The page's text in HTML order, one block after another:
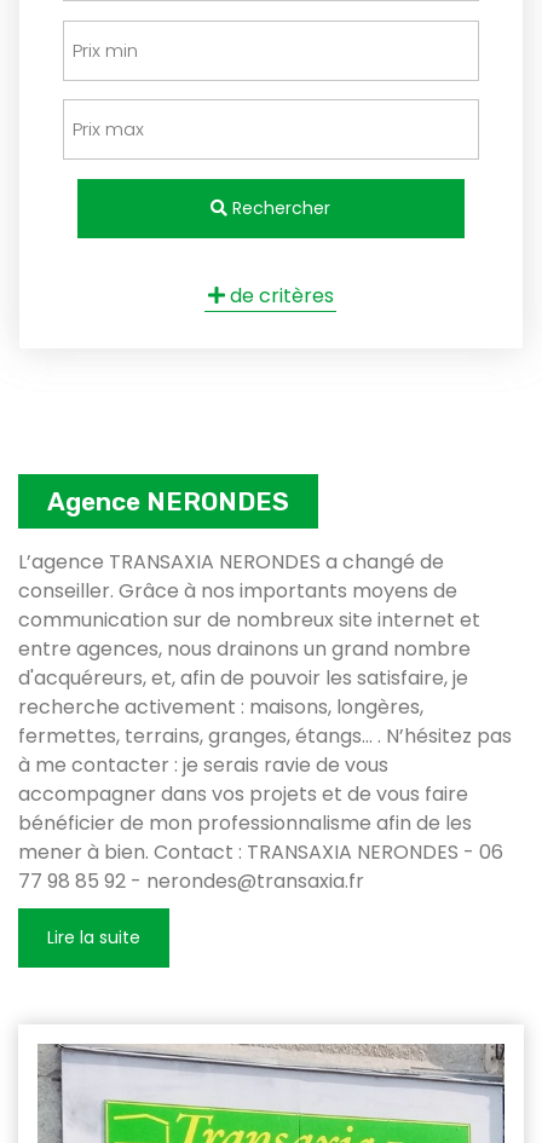
Rechercher
de critères
Agence NERONDES
L’agence TRANSAXIA NERONDES a changé de
conseiller. Grâce à nos importants moyens de
communication sur de nombreux site internet et
entre agences, nous drainons un grand nombre
d'acquéreurs, et, afin de pouvoir les satisfaire, je
recherche activement : maisons, longères,
fermettes, terrains, granges, étangs... . N’hésitez pas
à me contacter : je serais ravie de vous
accompagner dans vos projets et de vous faire
bénéficier de mon professionnalisme afin de les
mener à bien. Contact : TRANSAXIA NERONDES - 06
77 98 85 92 - nerondes@transaxia.fr